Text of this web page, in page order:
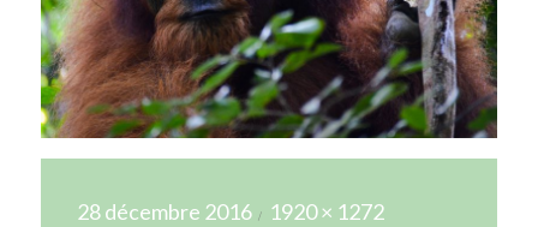
le28 décembre 2016
réelle
1920 × 1272